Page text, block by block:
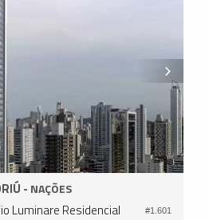
#1.601
- NAÇÕES
Luminare Residencial